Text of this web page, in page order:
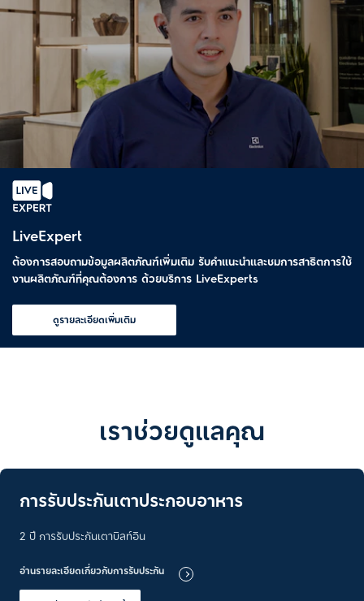
LiveExpert
ต้องการสอบถามข้อมูลผลิตภัณฑ์เพิ่มเติม รับคำแนะนำและชมการสาธิตการใช้
งานผลิตภัณฑ์ที่คุณต้องการ ด้วยบริการ LiveExperts
ดูรายละเอียดเพิ่มเติม
เราช่วยดูแลคุณ
การรับประกันเตาประกอบอาหาร
2 ปี การรับประกันเตาบิลท์อิน
อ่านรายละเอียดเกี่ยวกับการรับประกัน